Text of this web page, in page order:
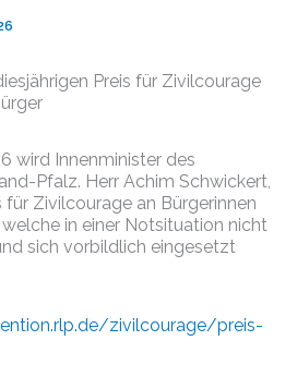
Preis für Zivilcourage
wird Innenminister des
Pfalz. Herr Achim Schwickert,
für Zivilcourage an Bürgerinnen
in einer Notsituation nicht
sich vorbildlich eingesetzt
zivilcourage/preis-